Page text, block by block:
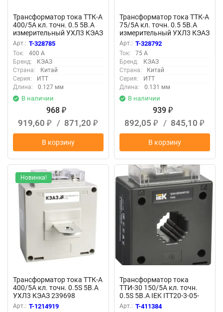
Трансформатор тока ТТК-А
400/5А кл. точн. 0.5 5В.А
измерительный УХЛ3 КЭАЗ
219607
Арт.: T-328785
Ток:
400 А
Бренд:
КЭАЗ
Страна:
Китай
Серия:
ИТТ
Длина:
0.127 мм
В наличии
968 ₽
919,60 ₽ / 871,20 ₽
В корзину
Трансформатор тока ТТК-А
75/5А кл. точн. 0.5 5В.А
измерительный УХЛ3 КЭАЗ
219612
Арт.: T-328792
Ток:
75 А
Бренд:
КЭАЗ
Страна:
Китай
Серия:
ИТТ
Длина:
0.131 мм
В наличии
939 ₽
892,05 ₽ / 845,10 ₽
В корзину
Новинка!
Трансформатор тока ТТК-А
400/5А кл. точн. 0.5S 5В.А
УХЛ3 КЭАЗ 239698
Арт.: T-1214919
Трансформатор тока
ТТИ-30 150/5А кл. точн.
0.5S 5В.А IEK ITT20-3-05-
0150
Арт.: T-411384